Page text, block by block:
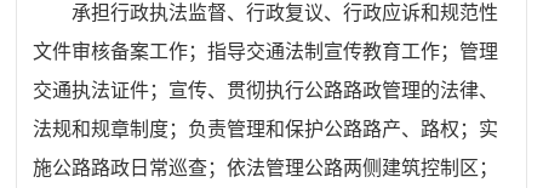
承担行政执法监督、行政复议、行政应诉和规范性
文件审核备案工作；指导交通法制宣传教育工作；管理
交通执法证件； 宣传、贯彻执行公路路政管理的法律、
法规和规章制度；负责管理和保护公路路产、路权；实
施公路路政日常巡查；依法管理公路两侧建筑控制区；